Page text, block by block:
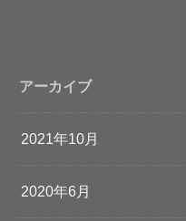
アーカイブ
2021年10月
2020年6月